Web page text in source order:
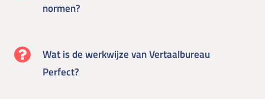
normen?
Wat is de werkwijze van Vertaalbureau
Perfect?